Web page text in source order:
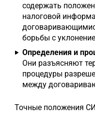
содержать
налоговой
борьбы с
Определения и
Они разъясняют
процедуры
между
Точные положения